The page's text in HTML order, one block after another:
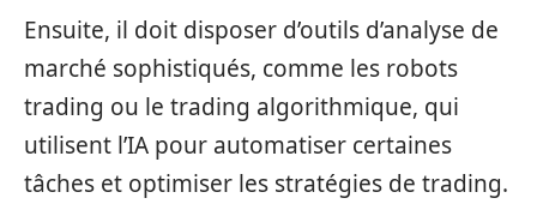
Ensuite, il doit disposer d’outils d’analyse de
marché sophistiqués, comme les robots
trading ou le trading algorithmique, qui
utilisent l’IA pour automatiser certaines
tâches et optimiser les stratégies de trading.